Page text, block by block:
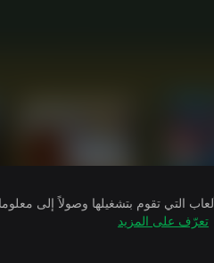
تعرّف على المزيد